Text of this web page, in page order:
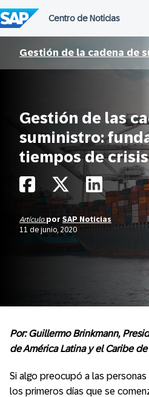
al
contenido
Gestión de la cadena de
Gestión de las
suministro:
tiempos de crisis
Artículo por SAP Noticias
11 de junio, 2020
Por: Guillermo Brinkmann,
de América Latina y el Caribe de
Si algo preocupó a las
los primeros días que se